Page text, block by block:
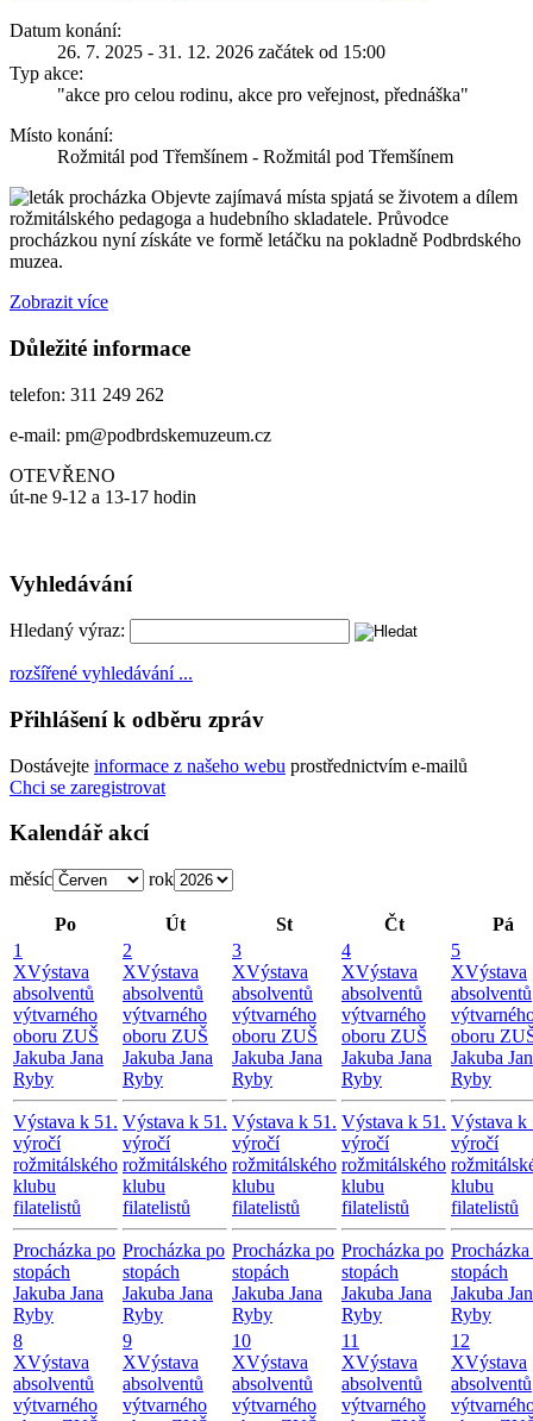
Datum konání:
26. 7. 2025 - 31. 12. 2026 začátek od 15:00
Typ akce:
"akce pro celou rodinu, akce pro veřejnost, přednáška"
Místo konání:
Rožmitál pod Třemšínem - Rožmitál pod Třemšínem
Objevte zajímavá místa spjatá se životem a dílem
rožmitálského pedagoga a hudebního skladatele. Průvodce
procházkou nyní získáte ve formě letáčku na pokladně Podbrdského
muzea.
Zobrazit více
Důležité informace
telefon: 311 249 262
e-mail: pm@podbrdskemuzeum.cz
OTEVŘENO
út-ne 9-12 a 13-17 hodin
Vyhledávání
Hledaný výraz:
rozšířené vyhledávání ...
Přihlášení k odběru zpráv
Dostávejte informace z našeho webu prostřednictvím e-mailů
Chci se zaregistrovat
Kalendář akcí
měsíc rok
Po Út St Čt
Pá
1
XVýstava
absolventů
výtvarného
oboru ZUŠ
Jakuba Jana
Ryby
Výstava k 51.
výročí
rožmitálského
klubu
filatelistů
Procházka po
stopách
Jakuba Jana
Ryby
2
XVýstava
absolventů
výtvarného
oboru ZUŠ
Jakuba Jana
Ryby
Výstava k 51.
výročí
rožmitálského
klubu
filatelistů
Procházka po
stopách
Jakuba Jana
Ryby
3
XVýstava
absolventů
výtvarného
oboru ZUŠ
Jakuba Jana
Ryby
Výstava k 51.
výročí
rožmitálského
klubu
filatelistů
Procházka po
stopách
Jakuba Jana
Ryby
4
XVýstava
absolventů
výtvarného
oboru ZUŠ
Jakuba Jana
Ryby
Výstava k 51.
výročí
rožmitálského
klubu
filatelistů
Procházka po
stopách
Jakuba Jana
Ryby
5
XVýstava
absolventů
oboru
Jakuba
Ryby
Výstava k
výročí
klubu
filatelistů
stopách
Jakuba
Ryby
8
XVýstava
absolventů
výtvarného
9
XVýstava
absolventů
výtvarného
10
XVýstava
absolventů
výtvarného
11
XVýstava
absolventů
výtvarného
12
XVýstava
absolventů